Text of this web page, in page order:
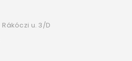
Rákóczi u. 3/D